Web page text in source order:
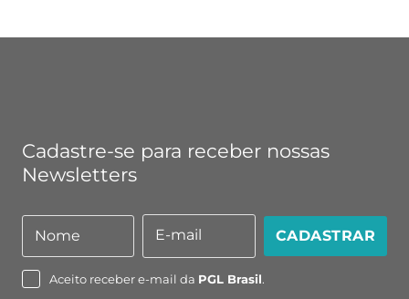
Cadastre-se para receber nossas
Newsletters
Nome
Nome
mail
E-mail CADASTRAR
Aceito receber e-mail da PGL Brasil.